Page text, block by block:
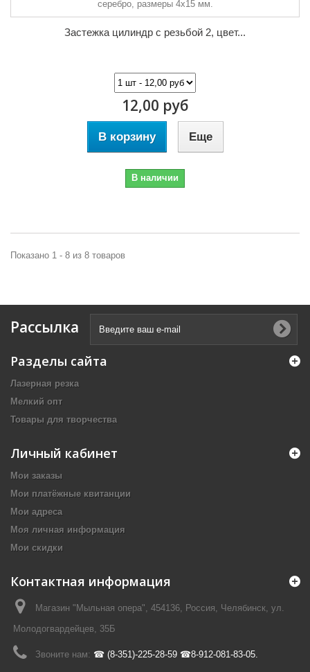
Застежка цилиндр с резьбой 2, цвет...
12,00 руб
В корзину Еще
В наличии
Показано 1 - 8 из 8 товаров
Рассылка
Разделы сайта
Лазерная резка
Мелкий опт
Товары для творчества
Личный кабинет
Мои заказы
Мои платёжные квитанции
Мои адреса
Моя личная информация
Мои скидки
Контактная информация
Магазин "Мыльная опера", 454136, Россия, Челябинск, ул.
Молодогвардейцев, 35Б
Звоните нам: ☎ (8-351)-225-28-59 ☎8-912-081-83-05.